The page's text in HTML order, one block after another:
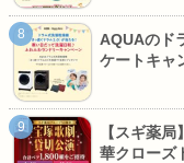
AQUAのド
ケートキャ
【スギ薬
華クローズ